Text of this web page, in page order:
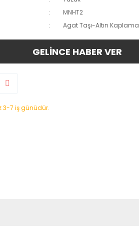
MNHT2
Agat Taşı-Altın Kaplama
GELİNCE HABER VER
3-7 iş günüdür.